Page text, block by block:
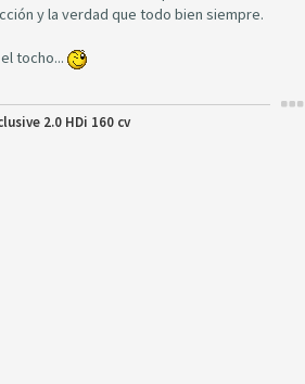
y la verdad que todo bien siempre.
tocho...
2.0 HDi 160 cv